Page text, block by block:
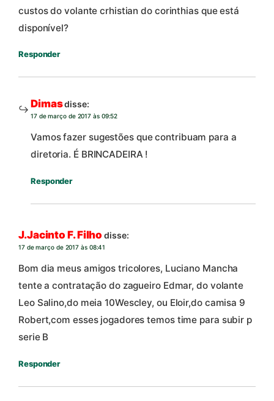
custos do volante crhistian do corinthias que está
disponível?
Responder
Dimasdisse:
17 de março de 2017 às 09:52
Vamos fazer sugestões que contribuam para a
diretoria. É BRINCADEIRA !
Responder
J.Jacinto F. Filho disse:
17 de março de 2017 às 08:41
Bom dia meus amigos tricolores, Luciano Mancha
tente a contratação do zagueiro Edmar, do volante
Leo Salino,do meia 10Wescley, ou Eloir,do camisa 9
Robert,com esses jogadores temos time para subir p
serie B
Responder